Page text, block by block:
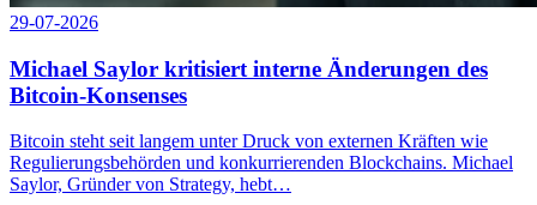
29-07-2026
Michael Saylor kritisiert interne Änderungen des
Bitcoin-Konsenses
Bitcoin steht seit langem unter Druck von externen Kräften wie
Regulierungsbehörden und konkurrierenden Blockchains. Michael
Saylor, Gründer von Strategy, hebt…